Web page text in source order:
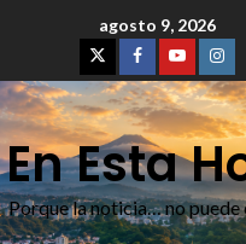
agosto 9, 2026
En Esta
Porque la noticia… no puede